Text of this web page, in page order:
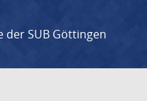
der SUB Göttingen